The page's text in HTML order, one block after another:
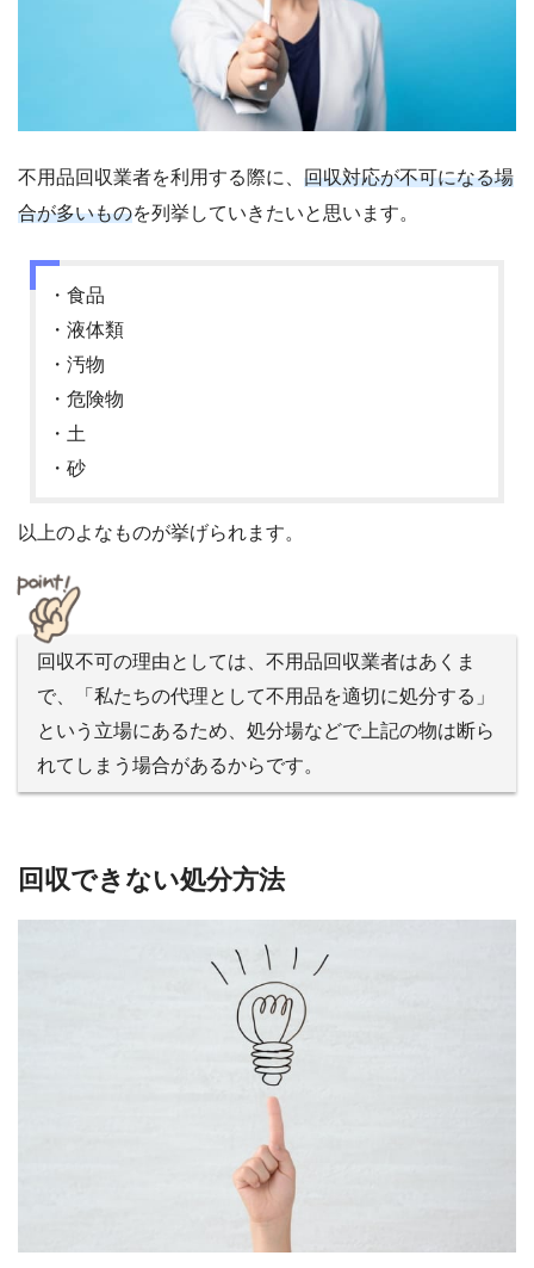
不用品回収業者を利用する際に、 回収対応が不可になる場
合が多いものを列挙していきたいと思います。
・食品
・液体類
・汚物
・危険物
・土
・砂
以上のよなものが挙げられます。
回収不可の理由としては、不用品回収業者はあくま
で、「私たちの代理として不用品を適切に処分する」
という立場にあるため、処分場などで上記の物は断ら
れてしまう場合があるからです。
回収できない処分方法